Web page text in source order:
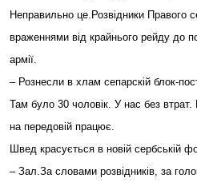
Неправильно це.Розвідники Правого
враженнями від крайнього рейду до
армії.
– Рознесли в хлам сепарскій блок-
Там було 30 чоловік. У нас без
на передовій працює.
Швед красується в новій сербській
– Зал.За словами розвідників, за